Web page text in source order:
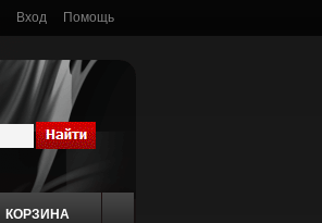
Вход Помощь
КОРЗИНА